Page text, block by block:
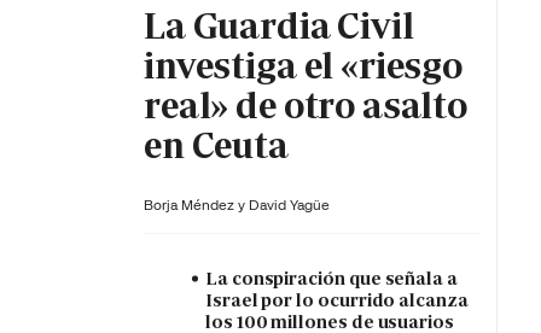
La Guardia Civil
investiga el «riesgo
real» de otro asalto
en Ceuta
Borja Méndez y David Yagüe
La conspiración que señala a
Israel por lo ocurrido alcanza
los 100 millones de usuarios